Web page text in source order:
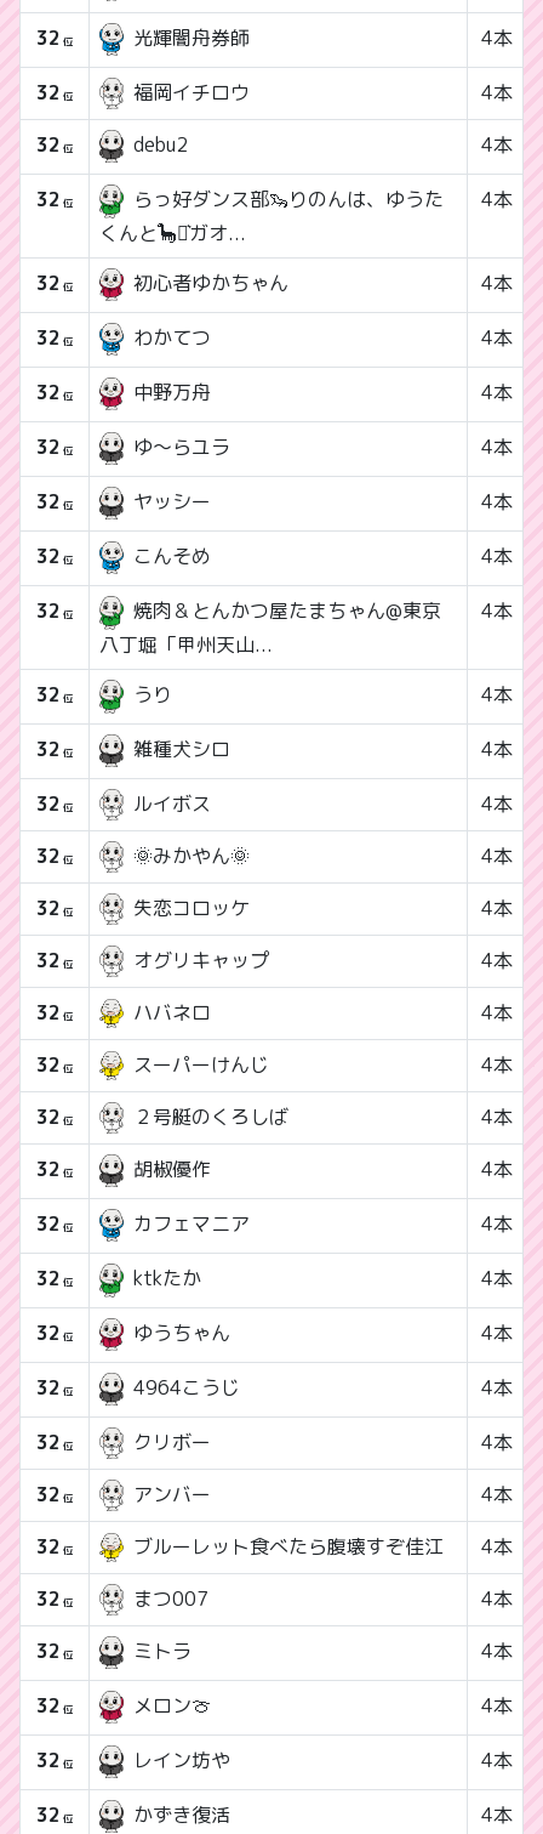
32 位 光輝闇舟券師 4本
32 位 福岡イチロウ
4本
32 位 debu2 4本
32 位
らっ好ダンス部🦦りのんは、ゆうた
くんと🦕⋆͛ガオ...
4本
32 位 初心者ゆかちゃん 4本
32 位 わかてつ 4本
32 位 中野万舟 4本
32 位 ゆ〜らユラ 4本
32 位 ヤッシー 4本
32 位 こんそめ 4本
32 位
焼肉＆とんかつ屋たまちゃん@東京
八丁堀「甲州天山...
4本
32 位 うり 4本
32 位 雑種犬シロ 4本
32 位 ルイボス
4本
32 位 🌞みかやん🌞
4本
32 位 失恋コロッケ
4本
32 位 オグリキャップ
4本
32 位 ハバネロ
4本
32 位 スーパーけんじ
4本
32 位 ２号艇のくろしば
4本
32 位 胡椒優作 4本
32 位 カフェマニア 4本
32 位 ktkたか 4本
32 位 ゆうちゃん 4本
32 位 4964こうじ 4本
32 位 クリボー
4本
32 位 アンバー
4本
32 位 ブルーレット食べたら腹壊すぞ佳江
4本
32 位 まつ007
4本
32 位 ミトラ 4本
32 位 メロン🍈 4本
32 位 レイン坊や 4本
32 位 かずき復活 4本